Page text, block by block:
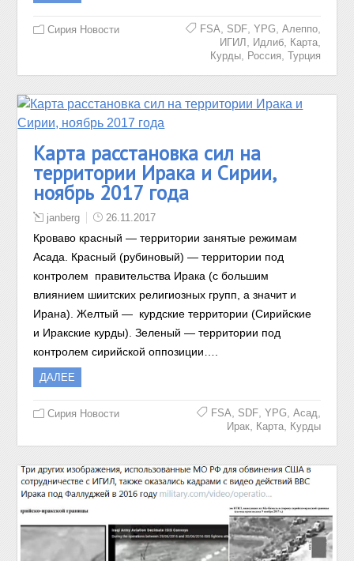
Сирия Новости FSA SDF, YPG Алеппо,
ИГИЛ Идлиб, Карта,
Курды, Россия Турция
Карта расстановка сил на
территории Ирака и Сирии,
ноябрь 2017 года
janberg 26.11.2017
Кроваво красный — территории занятые режимам
Асада. Красный (рубиновый) — территории под
контролем правительства Ирака (с большим
влиянием шиитских религиозных групп, а значит и
Ирана). Желтый — курдские территории (Сирийские
и Иракские курды). Зеленый — территории под
контролем сирийской оппозиции….
ДАЛЕЕ
Сирия Новости FSA SDF, YPG Асад
Ирак, Карта, Курды